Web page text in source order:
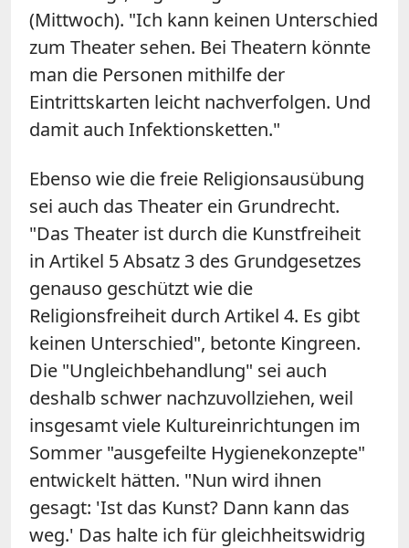
(Mittwoch). "Ich kann keinen Unterschied
zum Theater sehen. Bei Theatern könnte
man die Personen mithilfe der
Eintrittskarten leicht nachverfolgen. Und
damit auch Infektionsketten."
Ebenso wie die freie Religionsausübung
sei auch das Theater ein Grundrecht.
"Das Theater ist durch die Kunstfreiheit
in Artikel 5 Absatz 3 des Grundgesetzes
genauso geschützt wie die
Religionsfreiheit durch Artikel 4. Es gibt
keinen Unterschied", betonte Kingreen.
Die "Ungleichbehandlung" sei auch
deshalb schwer nachzuvollziehen, weil
insgesamt viele Kultureinrichtungen im
Sommer "ausgefeilte Hygienekonzepte"
entwickelt hätten. "Nun wird ihnen
gesagt: 'Ist das Kunst? Dann kann das
weg.' Das halte ich für gleichheitswidrig